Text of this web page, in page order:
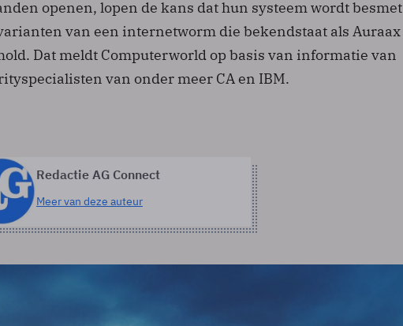
openen, lopen de kans dat hun systeem wordt besmet
van een internetworm die bekendstaat als Auraax
Dat meldt Computerworld op basis van informatie van
van onder meer CA en IBM.
Redactie AG Connect
Meer van deze auteur